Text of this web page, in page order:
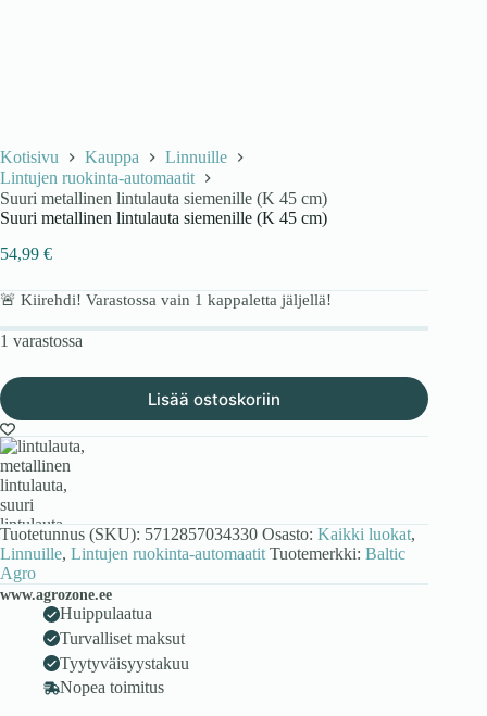
Kotisivu Kauppa
Linnuille
Lintujen ruokinta-automaatit
Suuri metallinen lintulauta siemenille (K 45 cm)
Suuri metallinen lintulauta siemenille (K 45 cm)
54,99 €
🚨 Kiirehdi! Varastossa vain 1 kappaletta jäljellä!
1 varastossa
Lisää ostoskoriin
Tuotetunnus (SKU): 5712857034330 Osasto: Kaikki luokat,
Linnuille, Lintujen ruokinta-automaatit Tuotemerkki: Baltic
Agro
www.agrozone.ee
Huippulaatua
Turvalliset maksut
Tyytyväisyystakuu
Nopea toimitus